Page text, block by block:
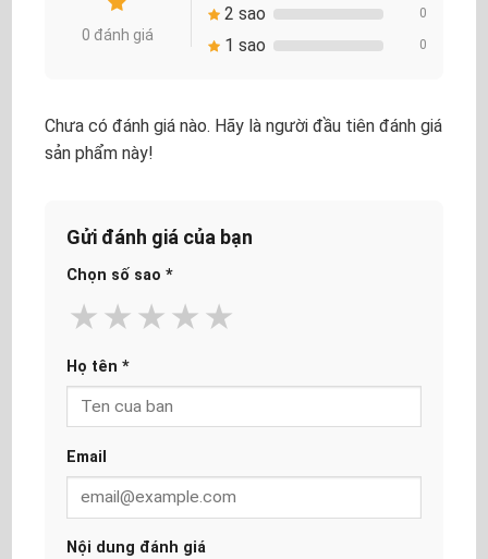
0 đánh giá
2 sao 0
1 sao 0
Chưa có đánh giá nào. Hãy là người đầu tiên đánh giá
sản phẩm này!
Gửi đánh giá của bạn
Chọn số sao *
★
★
★
★
★
Họ tên *
Email
Nội dung đánh giá